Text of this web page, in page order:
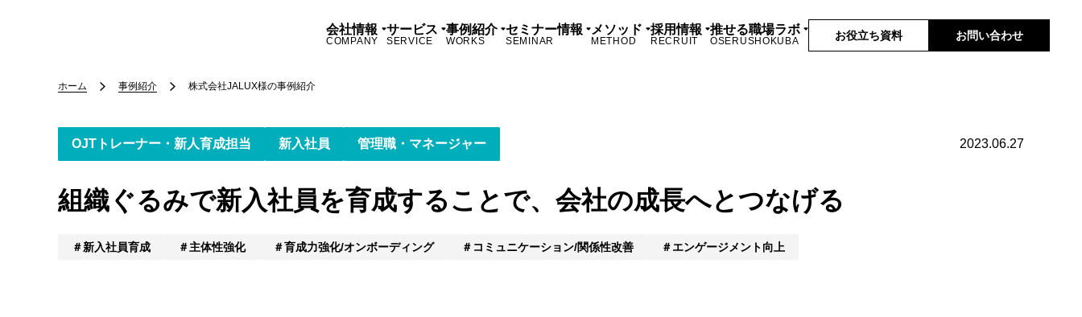
会社情報
COMPANY
サービス
SERVICE
事例紹介
WORKS
セミナー情報
SEMINAR
メソッド
METHOD
採用情報
RECRUIT
推せる職場ラボ
OSERUSHOKUBA お役立ち資料 お問い合わせ
ホーム 事例紹介 株式会社JALUX様の事例紹介
OJTトレーナー・新人育成担当 新入社員 管理職・マネージャー 2023.06.27
組織ぐるみで新入社員を育成することで、会社の成長へとつなげる
新入社員育成 主体性強化 育成力強化/オンボーディング コミュニケーション/関係性改善 エンゲージメント向上